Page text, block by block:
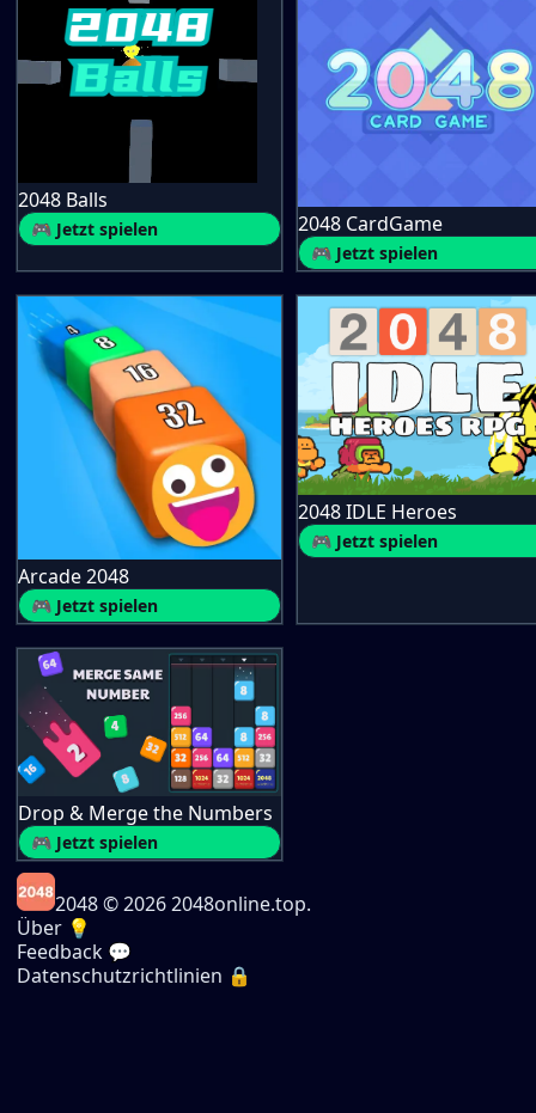
2048 Balls
🎮 Jetzt spielen 2048 CardGame
🎮 Jetzt spielen
Arcade 2048
🎮 Jetzt spielen
2048 IDLE Heroes
🎮 Jetzt spielen
Drop & Merge the Numbers
🎮 Jetzt spielen
2048© 2026 2048online.top.
Über 💡
Feedback 💬
Datenschutzrichtlinien 🔒